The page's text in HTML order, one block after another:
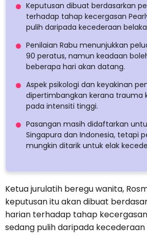
Keputusan dibuat berdasarkan
terhadap tahap kecergasan
pulih daripada kecederaan
Penilaian Rabu menunjukkan
90 peratus, namun keadaan
beberapa hari akan datang.
Aspek psikologi dan keyakinan
dipertimbangkan kerana trauma
pada intensiti tinggi.
Pasangan masih didaftarkan
Singapura dan Indonesia, tetapi
mungkin ditarik untuk elak
Ketua jurulatih beregu wanita,
keputusan itu akan dibuat
harian terhadap tahap
sedang pulih daripada kecederaan